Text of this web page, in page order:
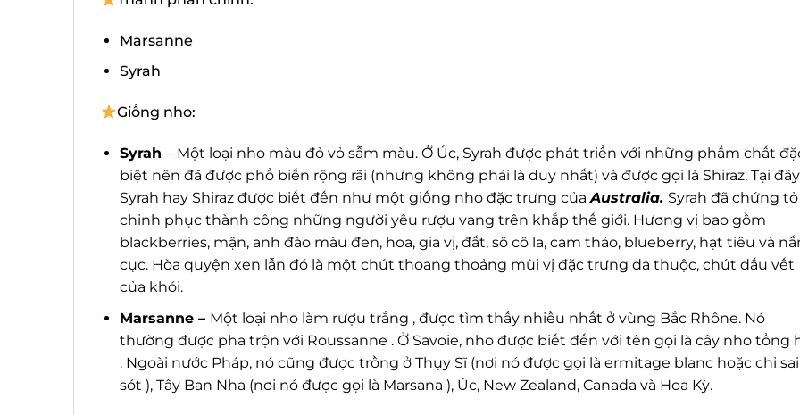
Marsanne
Syrah
Giống nho:
Syrah– Một loại nho màu đỏ vỏ sẫm màu. Ở Úc, Syrah được phát triển với những phẩm chất đặc
biệt nên đã được phổ biến rộng rãi (nhưng không phải là duy nhất) và được gọi là Shiraz. Tại đây
Syrah hay Shiraz được biết đến như một giống nho đặc trưng củaAustralia.Syrah đã chứng tỏ
chinh phục thành công những người yêu rượu vang trên khắp thế giới. Hương vị bao gồm
blackberries, mận, anh đào màu đen, hoa, gia vị, đất, sô cô la, cam thảo, blueberry, hạt tiêu và
cục. Hòa quyện xen lẫn đó là một chút thoang thoảng mùi vị đặc trưng da thuộc, chút dấu vết
của khói.
Marsanne –Một loại nho làm rượu trắng , được tìm thấy nhiều nhất ở vùng Bắc Rhône. Nó
thường được pha trộn với Roussanne . Ở Savoie, nho được biết đến với tên gọi là cây nho tổng
. Ngoài nước Pháp, nó cũng được trồng ở Thụy Sĩ (nơi nó được gọi là ermitage blanc hoặc chỉ sai
sót ), Tây Ban Nha (nơi nó được gọi là Marsana ), Úc, New Zealand, Canada và Hoa Kỳ.